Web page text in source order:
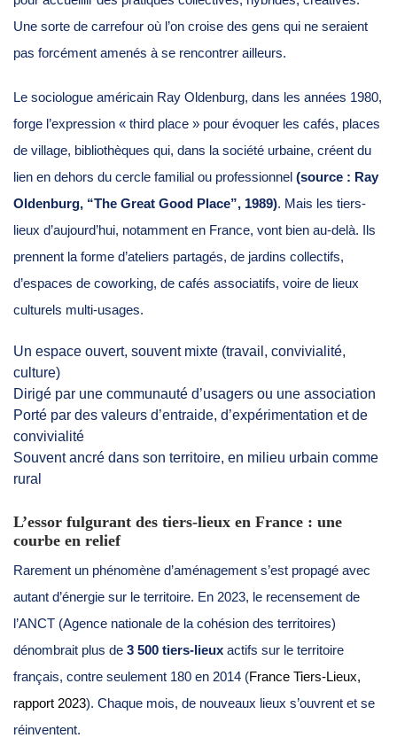
Une sorte de carrefour où l’on croise des gens qui ne seraient
pas forcément amenés à se rencontrer ailleurs.
Le sociologue américain Ray Oldenburg, dans les années 1980,
forge l’expression « third place » pour évoquer les cafés, places
de village, bibliothèques qui, dans la société urbaine, créent du
lien en dehors du cercle familial ou professionnel (source : Ray
Oldenburg, “The Great Good Place”, 1989). Mais les tiers-
lieux d’aujourd’hui, notamment en France, vont bien au-delà. Ils
prennent la forme d’ateliers partagés, de jardins collectifs,
d’espaces de coworking, de cafés associatifs, voire de lieux
culturels multi-usages.
Un espace ouvert, souvent mixte (travail, convivialité,
culture)
Dirigé par une communauté d’usagers ou une association
Porté par des valeurs d’entraide, d’expérimentation et de
convivialité
Souvent ancré dans son territoire, en milieu urbain comme
rural
L’essor fulgurant des tiers-lieux en France : une
courbe en relief
Rarement un phénomène d’aménagement s’est propagé avec
autant d’énergie sur le territoire. En 2023, le recensement de
l’ANCT (Agence nationale de la cohésion des territoires)
dénombrait plus de 3 500 tiers-lieux actifs sur le territoire
français, contre seulement 180 en 2014 (France Tiers-Lieux,
rapport 2023). Chaque mois, de nouveaux lieux s’ouvrent et se
réinventent.